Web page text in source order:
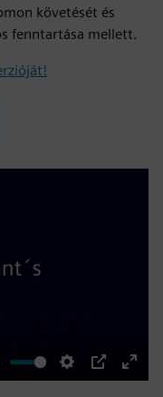
követését és
fenntartása mellett.
Settings
PIP
Enter